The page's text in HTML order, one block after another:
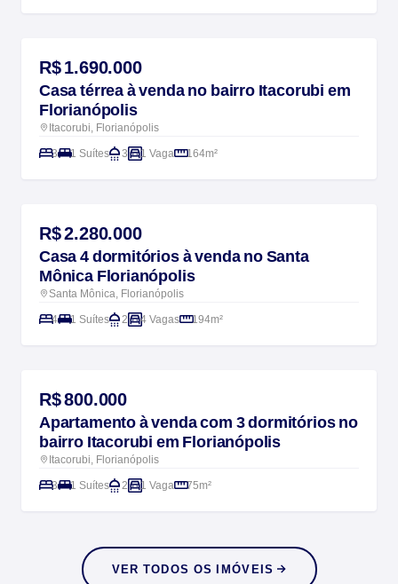
NOVIDADE
R$ 1.690.000
Casa térrea à venda no bairro Itacorubi em
Florianópolis
Itacorubi, Florianópolis
3
1 Suítes 3 1 Vaga 164m²
NOVIDADE
R$ 2.280.000
Casa 4 dormitórios à venda no Santa
Mônica Florianópolis
Santa Mônica, Florianópolis
4
1 Suítes 2 4 Vagas 194m²
NOVIDADE
R$ 800.000
Apartamento à venda com 3 dormitórios no
bairro Itacorubi em Florianópolis
Itacorubi, Florianópolis
3
1 Suítes 2 1 Vaga 75m²
VER TODOS OS IMÓVEIS